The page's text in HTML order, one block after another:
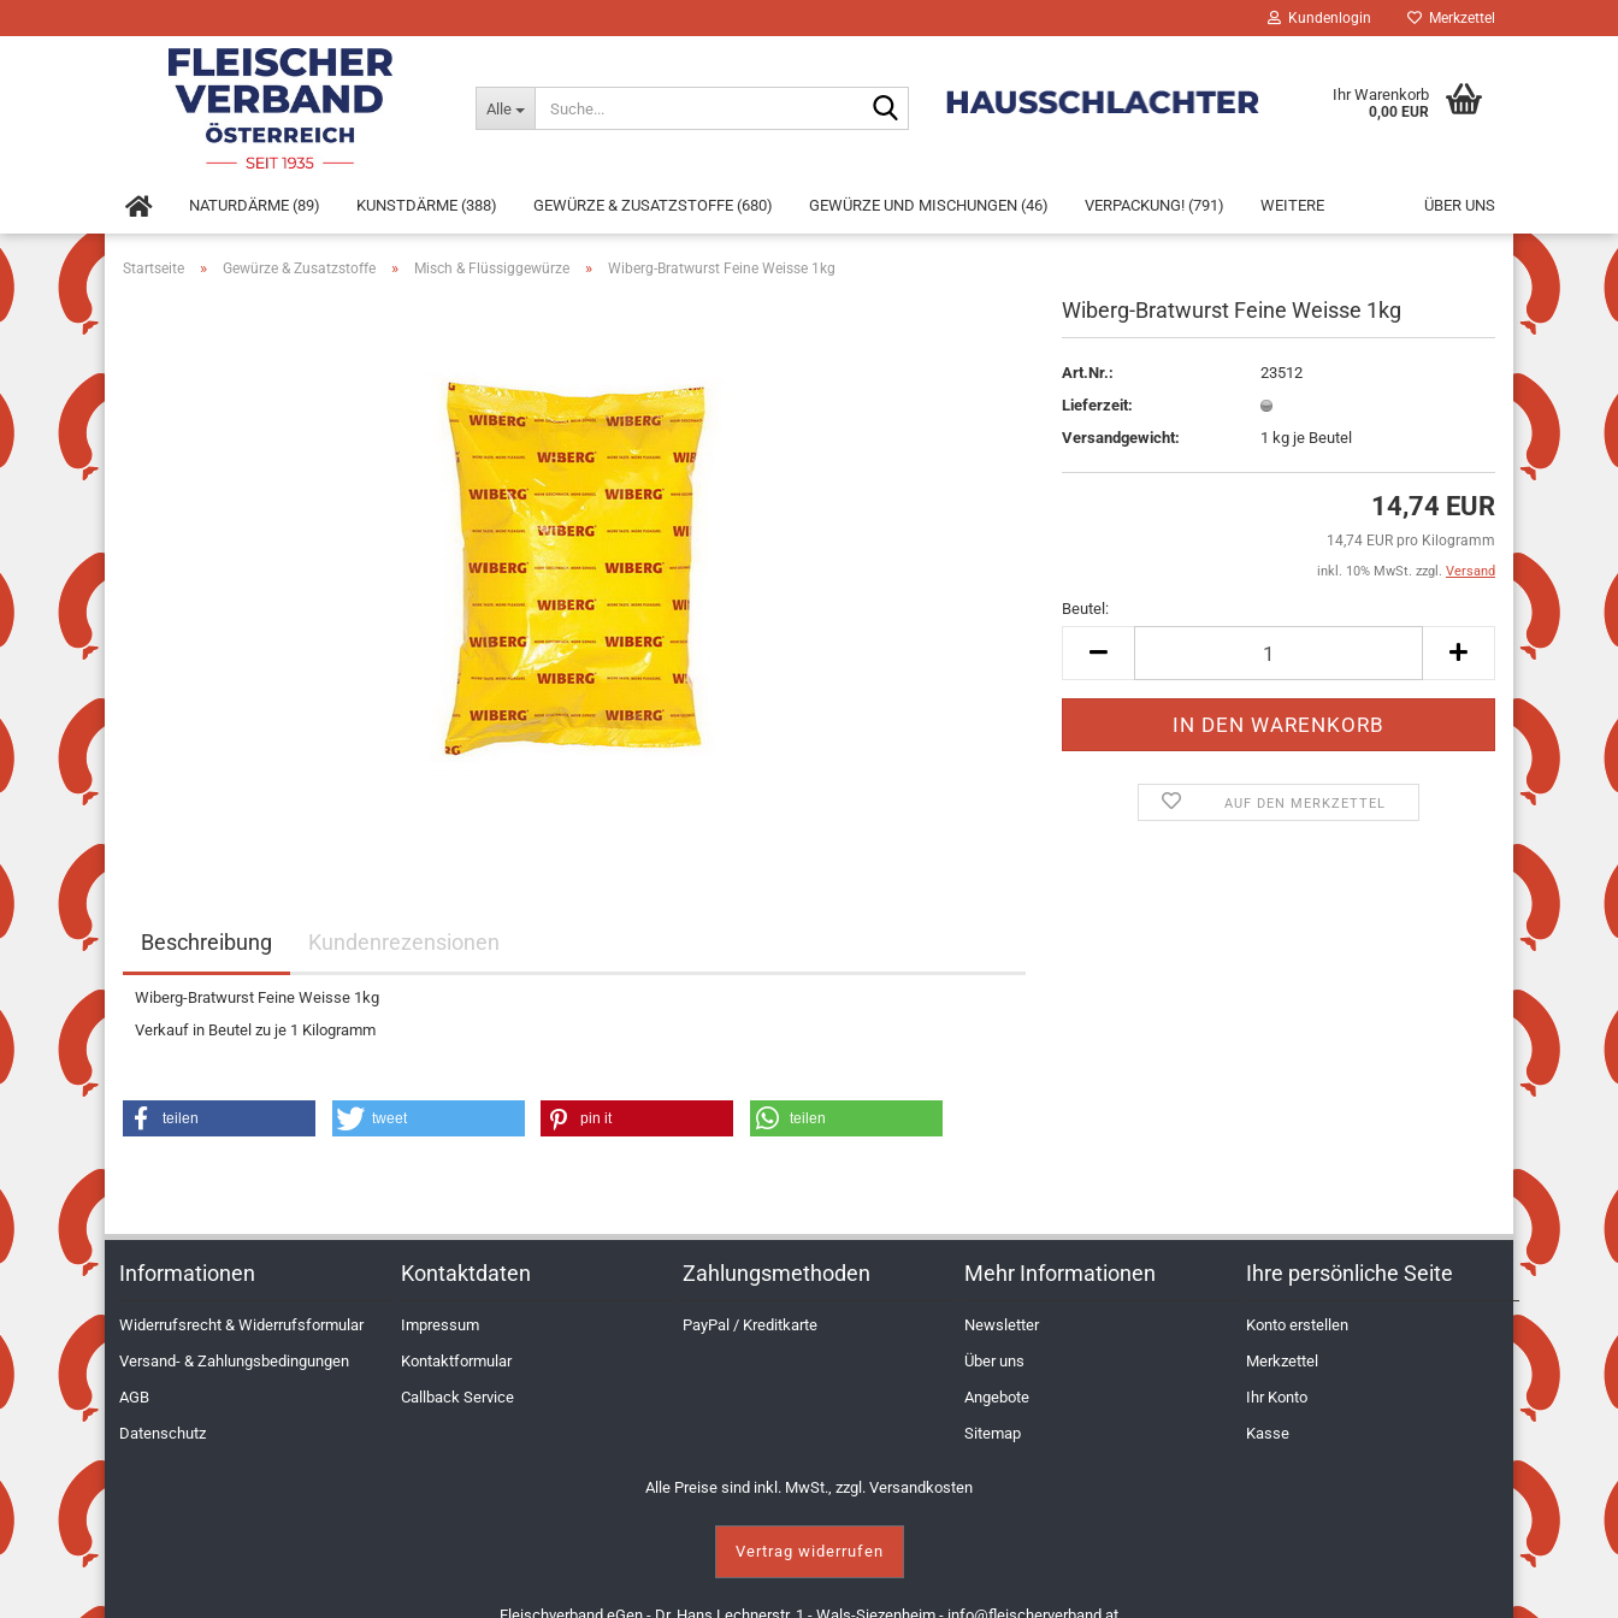
Kundenlogin
Passwort vergessen?
Merkzettel
Alle
Ihr Warenkorb
0,00 EUR
NATURDÄRME (89) KUNSTDÄRME (388) GEWÜRZE & ZUSATZSTOFFE (680) GEWÜRZE UND MISCHUNGEN (46) VERPACKUNG! (791) ÜBER UNS
WEITERE
Startseite » Gewürze & Zusatzstoffe » Misch & Flüssiggewürze » Wiberg-Bratwurst Feine Weisse 1kg
Wiberg-Bratwurst Feine Weisse 1kg
Art.Nr.:
23512
Lieferzeit:
Versandgewicht:
1 kg je Beutel
14,74 EUR
14,74 EUR pro Kilogramm
inkl. 10% MwSt. zzgl. Versand
Beutel:
Beutel
AUF DEN MERKZETTEL
Beschreibung Kundenrezensionen
Wiberg-Bratwurst Feine Weisse 1kg
Verkauf in Beutel zu je 1 Kilogramm
teilen tweet pin it teilen
Informationen
Widerrufsrecht & Widerrufsformular
Versand- & Zahlungsbedingungen
AGB
Datenschutz
Kontaktdaten
Impressum
Kontaktformular
Callback Service
Zahlungsmethoden
PayPal / Kreditkarte
Mehr Informationen
Newsletter
Über uns
Angebote
Sitemap
Ihre persönliche Seite
Konto erstellen
Merkzettel
Ihr Konto
Kasse
Alle Preise sind inkl. MwSt., zzgl. Versandkosten
Vertrag widerrufen